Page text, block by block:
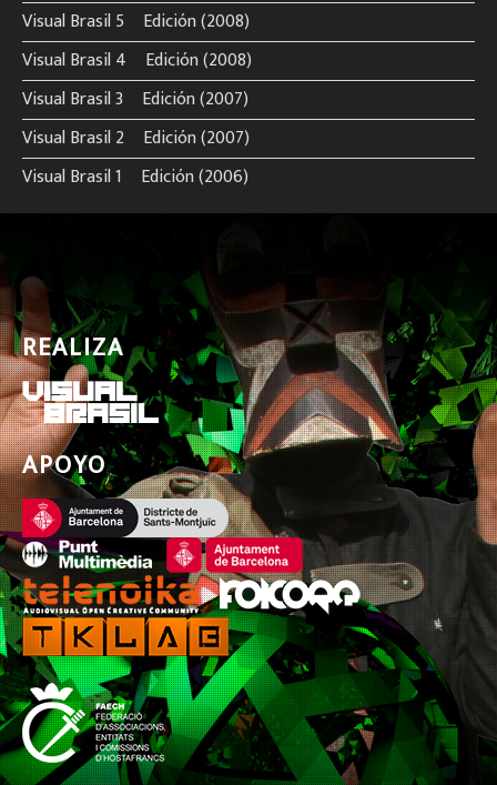
Visual Brasil 5º Edición (2008)
Visual Brasil 4º Edición (2008)
Visual Brasil 3º Edición (2007)
Visual Brasil 2º Edición (2007)
Visual Brasil 1º Edición (2006)
REALIZA
APOYO